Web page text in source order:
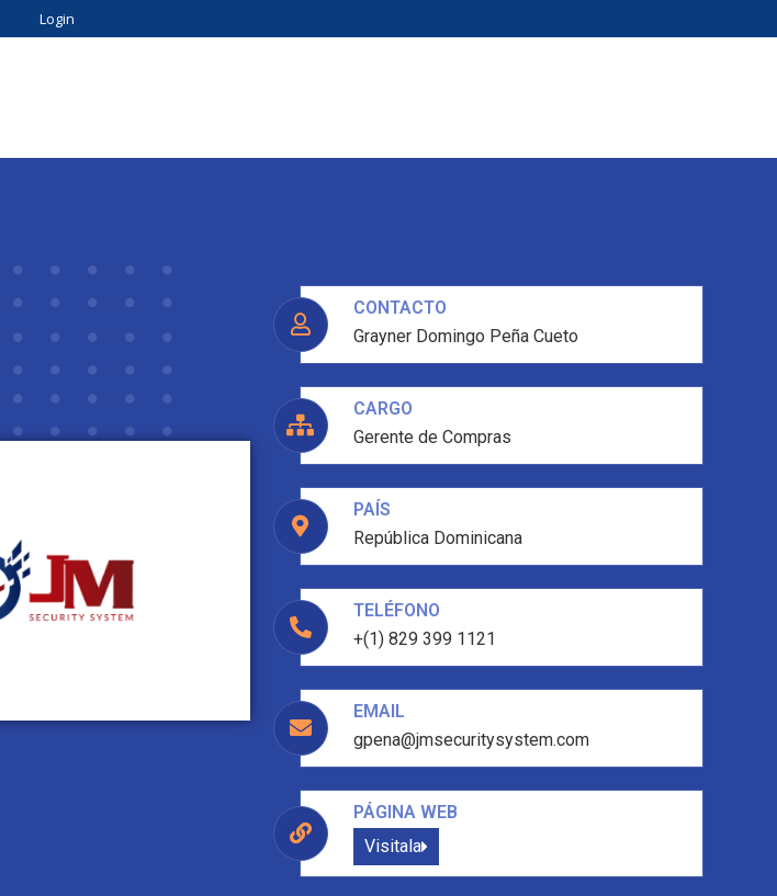
Login
CONTACTO
Grayner Domingo Peña Cueto
CARGO
Gerente de Compras
PAÍS
República Dominicana
TELÉFONO
+(1) 829 399 1121
EMAIL
gpena@jmsecuritysystem.com
PÁGINA WEB
Visitala